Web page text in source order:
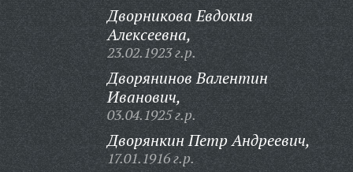
Дворникова Евдокия
Алексеевна,
23.02.1923 г.р.
Дворянинов Валентин
Иванович,
03.04.1925 г.р.
Дворянкин Петр Андреевич,
17.01.1916 г.р.